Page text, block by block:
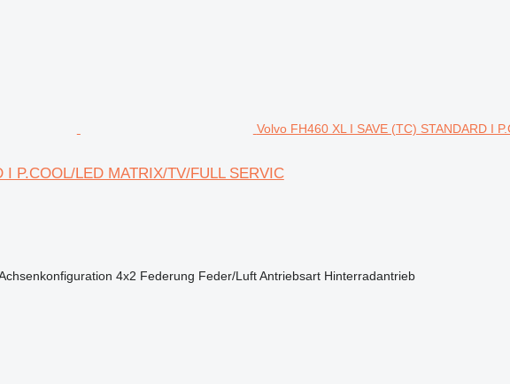
Volvo FH460 XL I SAVE (TC) STANDARD I
P.COOL/LED MATRIX/TV/FULL SERVIC
4x2 Federung Feder/Luft Antriebsart Hinterradantrieb